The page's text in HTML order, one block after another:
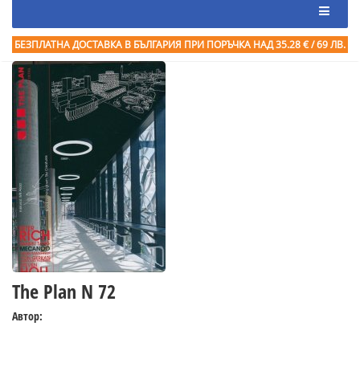
БЕЗПЛАТНА ДОСТАВКА В БЪЛГАРИЯ ПРИ ПОРЪЧКА НАД 35.28 € / 69 ЛВ.
The Plan N 72
Автор: